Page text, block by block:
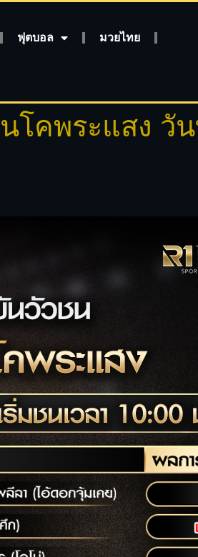
ฟุตบอล มวยไทย
โคพระแสง วั